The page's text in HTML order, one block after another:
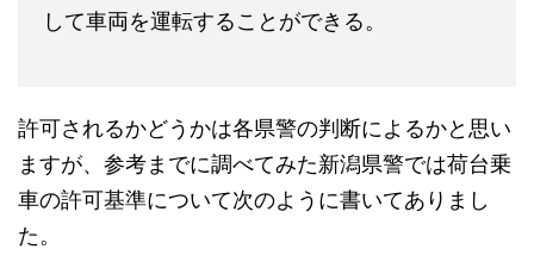
して車両を運転することができる。
許可されるかどうかは各県警の判断によるかと思い
ますが、参考までに調べてみた新潟県警では荷台乗
車の許可基準について次のように書いてありまし
た。